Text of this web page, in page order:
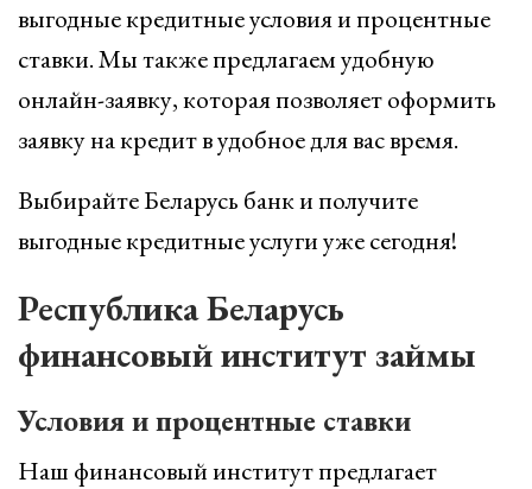
выгодные кредитные условия и процентные
ставки. Мы также предлагаем удобную
онлайн-заявку, которая позволяет оформить
заявку на кредит в удобное для вас время.
Выбирайте Беларусь банк и получите
выгодные кредитные услуги уже сегодня!
Республика Беларусь
финансовый институт займы
Условия и процентные ставки
Наш финансовый институт предлагает